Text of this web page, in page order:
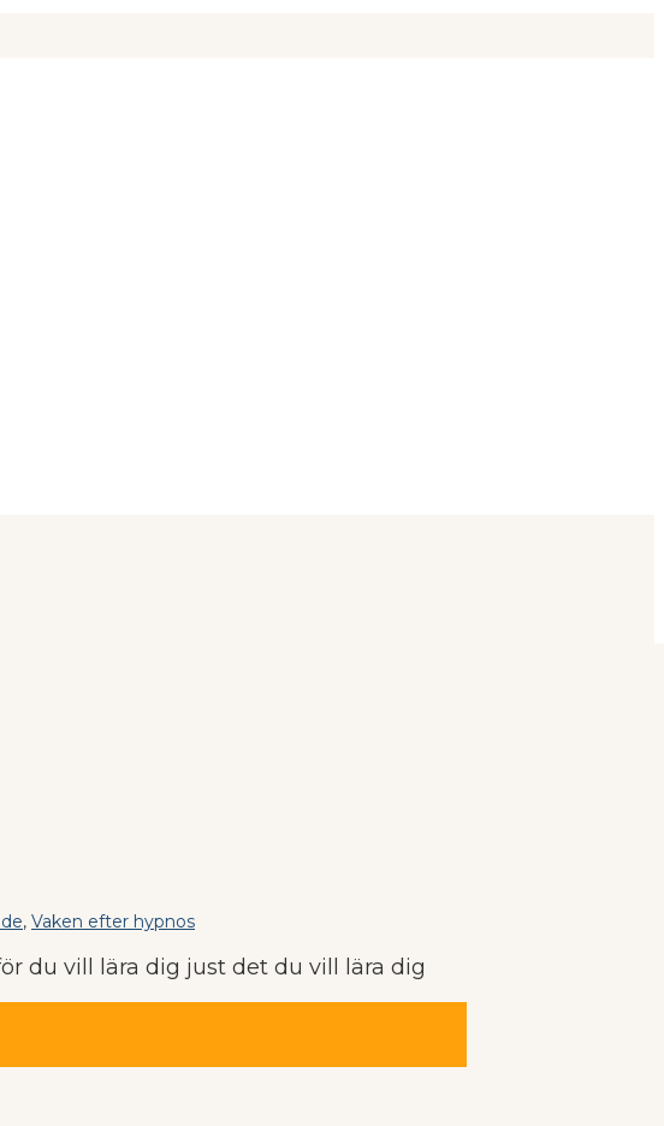
, Vaken efter hypnos
du vill lära dig just det du vill lära dig